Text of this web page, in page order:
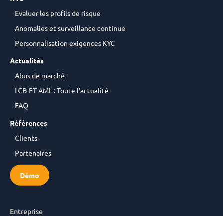
Evaluer les profils de risque
Anomalies et surveillance continue
Personnalisation exigences KYC
Actualités
Abus de marché
LCB-FT AML : Toute l’actualité
FAQ
Références
Clients
Partenaires
Démo
Entreprise